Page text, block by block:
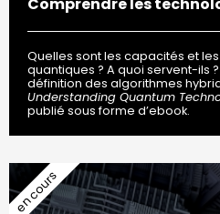
Comprendre les
Quelles sont les capacités et
quantiques ? A quoi servent-ils
définition des algorithmes
Understanding Quantum
publié sous forme d’ebook.